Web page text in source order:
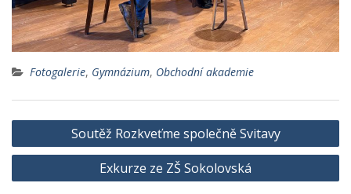
Fotogalerie, Gymnázium, Obchodní akademie
Navigace
pro
Soutěž Rozkveťme společně Svitavy
Exkurze ze ZŠ Sokolovská